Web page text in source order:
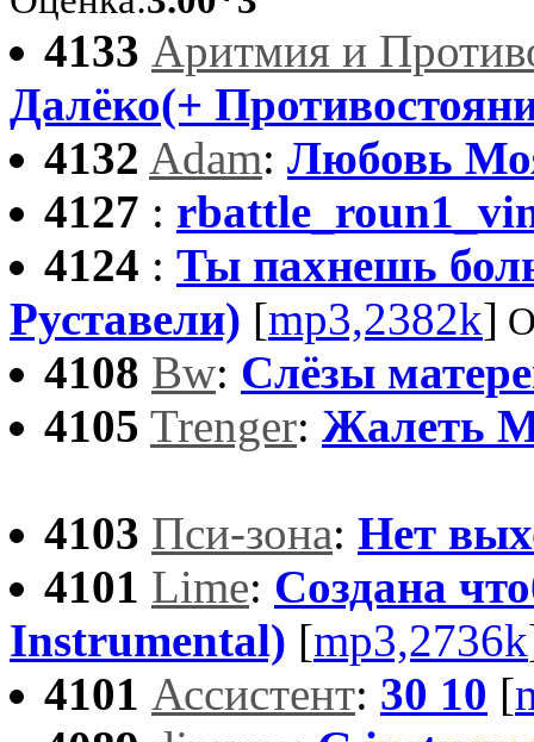
4133 Аритмия и
Далёко(+
4132 Adam: Любовь
4127 :
4124 : Ты пахнешь
Руставели) [mp3,2382k]
4108 Bw: Слёзы
4105 Trenger: Жалеть
4103 Пси-зона: Нет
4101 Lime: Создана
Instrumental) [mp3,2736k
4101 Ассистент: 30 10 [